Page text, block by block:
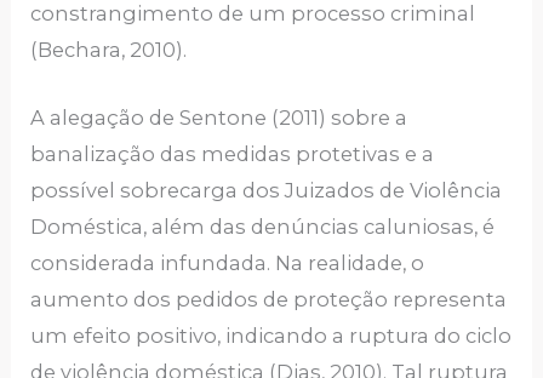
constrangimento de um processo criminal
(Bechara, 2010).
A alegação de Sentone (2011) sobre a
banalização das medidas protetivas e a
possível sobrecarga dos Juizados de Violência
Doméstica, além das denúncias caluniosas, é
considerada infundada. Na realidade, o
aumento dos pedidos de proteção representa
um efeito positivo, indicando a ruptura do ciclo
de violência doméstica (Dias, 2010). Tal ruptura